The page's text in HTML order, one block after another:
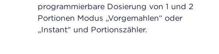
programmierbare Dosierung von 1 und 2
Portionen Modus „Vorgemahlen“ oder
„Instant“ und Portionszähler.